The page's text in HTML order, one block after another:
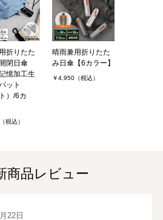
折りたた
閉日傘
憶加工生
ット
）/6カ
税込）
晴雨兼用折りたた
み日傘【6カラー】
￥4,950（税込）
商品レビュー
22日